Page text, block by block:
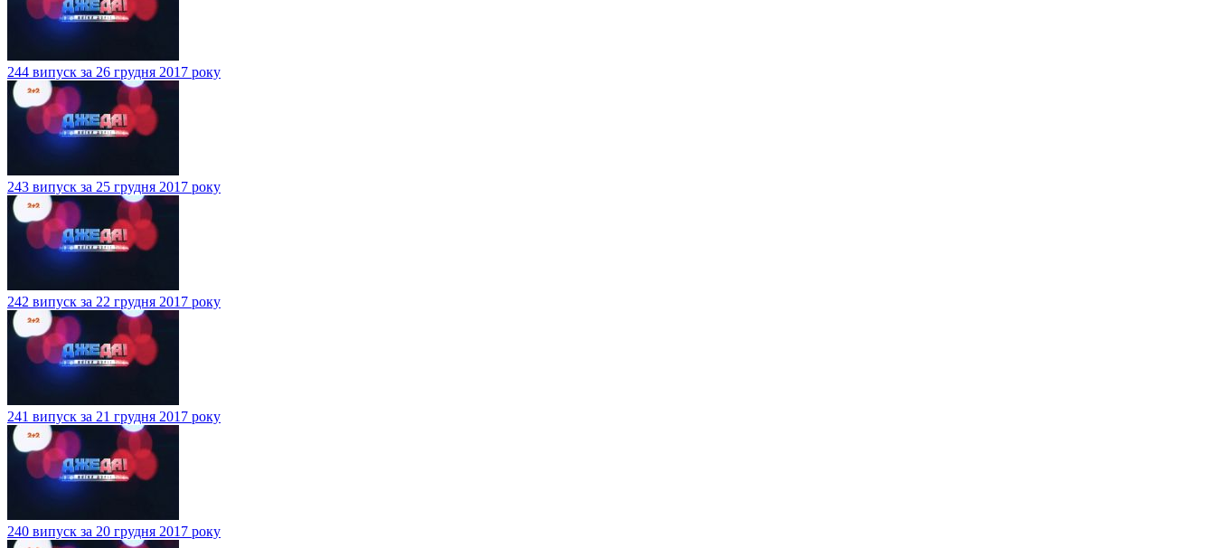
244 випуск за 26 грудня 2017 року
243 випуск за 25 грудня 2017 року
242 випуск за 22 грудня 2017 року
241 випуск за 21 грудня 2017 року
240 випуск за 20 грудня 2017 року